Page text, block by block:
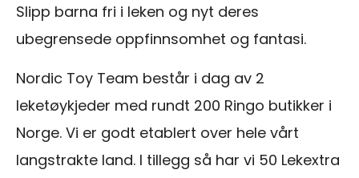
Slipp barna fri i leken og nyt deres
ubegrensede oppfinnsomhet og fantasi.
Nordic Toy Team består i dag av 2
leketøykjeder med rundt 200 Ringo butikker i
Norge. Vi er godt etablert over hele vårt
langstrakte land. I tillegg så har vi 50 Lekextra